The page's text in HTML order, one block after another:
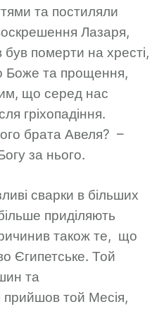
та постиляли
Лазаря,
померти на хресті,
Боже та прощення,
що серед нас
гріхопадіння.
брата Авеля? –
за нього.
сварки в більших
приділяють
також те, що
Єгипетське. Той
та
прийшов той Месія,